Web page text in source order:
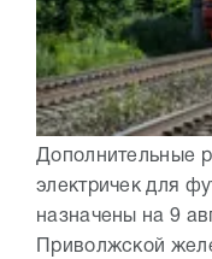
Дополнительные
электричек для
назначены на 9
Приволжской